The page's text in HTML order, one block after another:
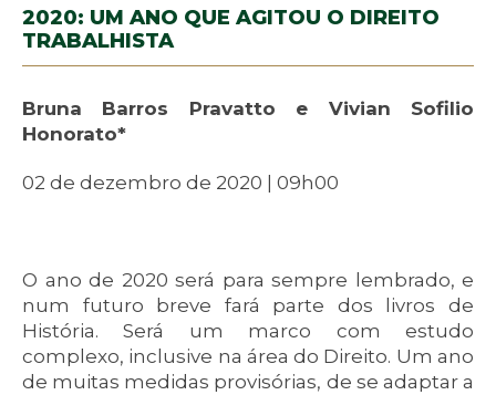
2020: UM ANO QUE AGITOU O DIREITO
TRABALHISTA
Bruna Barros Pravatto e Vivian Sofilio
Honorato*
02 de dezembro de 2020 | 09h00
O ano de 2020 será para sempre lembrado, e
num futuro breve fará parte dos livros de
História. Será um marco com estudo
complexo, inclusive na área do Direito. Um ano
de muitas medidas provisórias, de se adaptar a